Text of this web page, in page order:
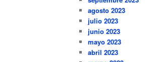
agosto 2023
julio 2023
junio 2023
mayo 2023
abril 2023